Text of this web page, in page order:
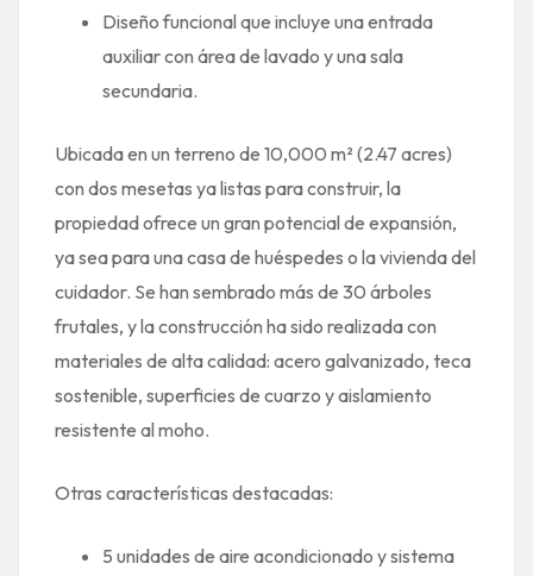
Diseño funcional que incluye una entrada
auxiliar con área de lavado y una sala
secundaria.
Ubicada en un terreno de 10,000 m² (2.47 acres)
con dos mesetas ya listas para construir, la
propiedad ofrece un gran potencial de expansión,
ya sea para una casa de huéspedes o la vivienda del
cuidador. Se han sembrado más de 30 árboles
frutales, y la construcción ha sido realizada con
materiales de alta calidad: acero galvanizado, teca
sostenible, superficies de cuarzo y aislamiento
resistente al moho.
Otras características destacadas:
5 unidades de aire acondicionado y sistema